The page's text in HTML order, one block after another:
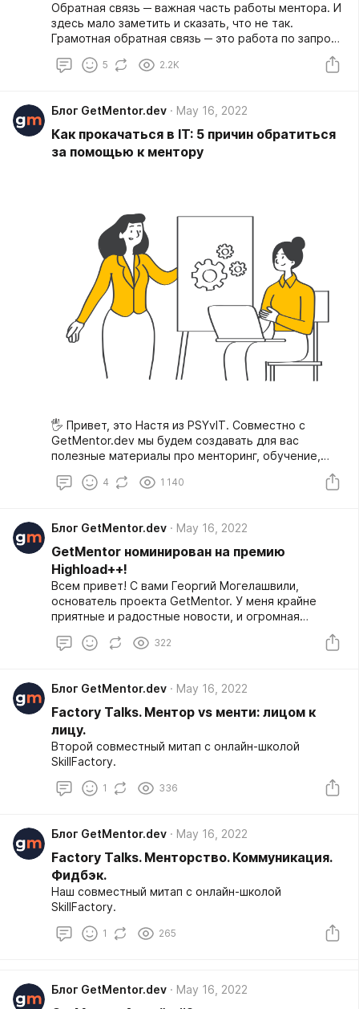
Обратная связь ─ важная часть работы ментора. И
здесь мало заметить и сказать, что не так.
Грамотная обратная связь ─ это работа по запросу
уточнить:5 2.2K
Блог GetMentor.dev May 16, 2022
Как прокачаться в IT: 5 причин обратиться
за помощью к ментору
🖐 Привет, это Настя из PSYvIT. Совместно с
GetMentor.dev мы будем создавать для вас
полезные материалы про менторинг, обучение,
развитие, подбор и управление. Про всё то, в чём
наши сообщества так сильны.
4 1 140
Блог GetMentor.dev May 16, 2022
GetMentor номинирован на премию
Highload++!
Всем привет! С вами Георгий Могелашвили,
основатель проекта GetMentor. У меня крайне
приятные и радостные новости, и огромная
322
Блог GetMentor.dev May 16, 2022
Factory Talks. Ментор vs менти: лицом к
лицу.
Второй совместный митап с онлайн-школой
SkillFactory.
1 336
Блог GetMentor.dev May 16, 2022
Factory Talks. Менторство. Коммуникация.
Фидбэк.
Наш совместный митап с онлайн-школой
SkillFactory.
1 265
Блог GetMentor.dev May 16, 2022